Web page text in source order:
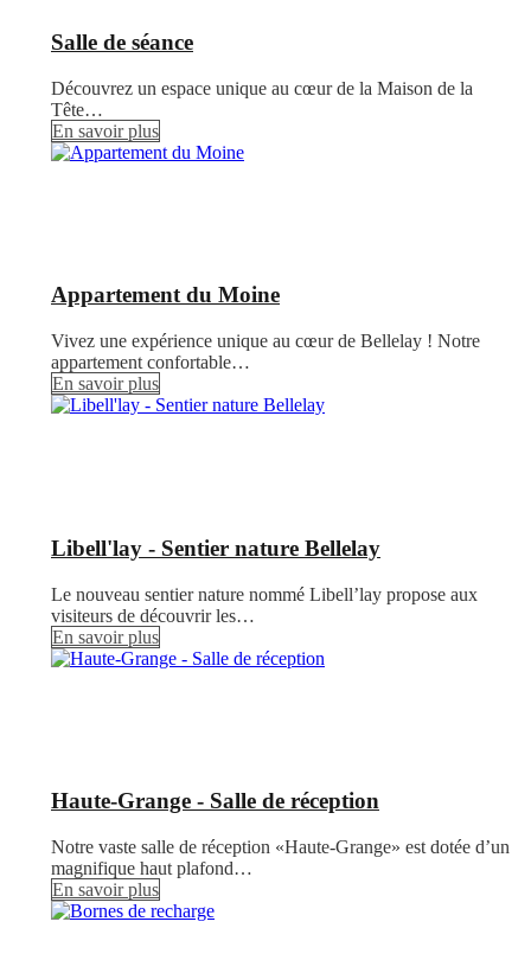
Salle de séance
Découvrez un espace unique au cœur de la Maison de la
Tête…
En savoir plus
Appartement du Moine
Vivez une expérience unique au cœur de Bellelay ! Notre
appartement confortable…
En savoir plus
Libell'lay - Sentier nature Bellelay
Le nouveau sentier nature nommé Libell’lay propose aux
visiteurs de découvrir les…
En savoir plus
Haute-Grange - Salle de réception
Notre vaste salle de réception «Haute-Grange» est dotée d’un
magnifique haut plafond…
En savoir plus